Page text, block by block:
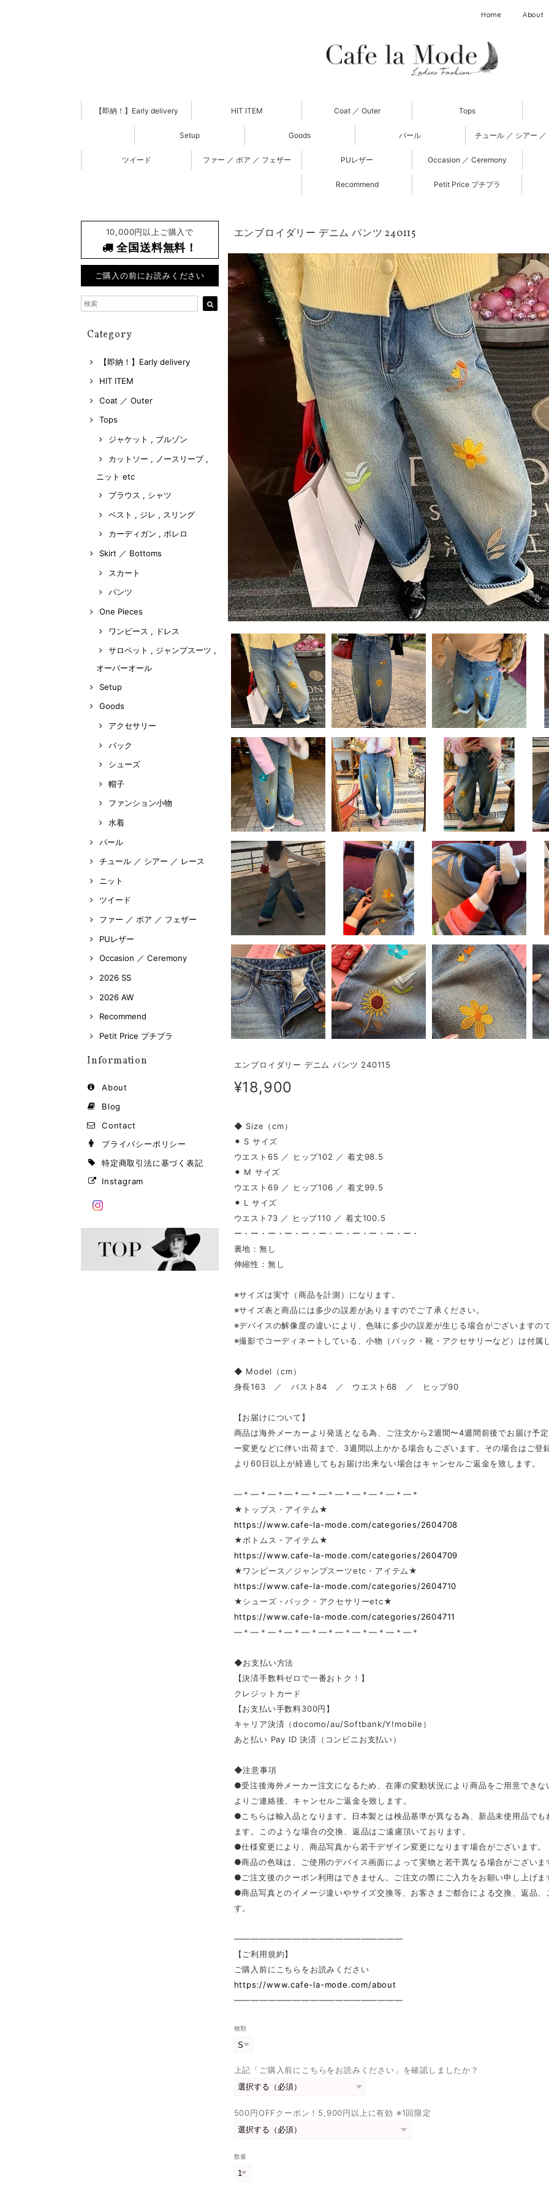
Home About
【即納！】Early delivery HIT ITEM Coat ／ Outer Tops
Setup Goods パール チュール ／ シアー ／
ツイード ファー ／ ボア ／ フェザー PUレザー Occasion ／ Ceremony
Recommend Petit Price プチプラ
10,000円以上ご購入で
全国送料無料！
ご購入の前にお読みください
Category
【即納！】Early delivery
HIT ITEM
Coat ／ Outer
Tops
ジャケット , ブルゾン
カットソー , ノースリーブ ,
ニット etc
ブラウス , シャツ
ベスト , ジレ , スリング
カーディガン , ボレロ
Skirt ／ Bottoms
スカート
パンツ
One Pieces
ワンピース , ドレス
サロペット , ジャンプスーツ ,
オーバーオール
Setup
Goods
アクセサリー
バック
シューズ
帽子
ファンション小物
水着
パール
チュール ／ シアー ／ レース
ニット
ツイード
ファー ／ ボア ／ フェザー
PUレザー
Occasion ／ Ceremony
2026 SS
2026 AW
Recommend
Petit Price プチプラ
Information
About
Blog
Contact
プライバシーポリシー
特定商取引法に基づく表記
Instagram
エンブロイダリー デニム パンツ 240115
エンブロイダリー デニム パンツ 240115
¥18,900
◆ Size（cm）
⚫︎ S サイズ
ウエスト65 ／ ヒップ102 ／ 着丈98.5
⚫︎ M サイズ
ウエスト69 ／ ヒップ106 ／ 着丈99.5
⚫︎ L サイズ
ウエスト73 ／ ヒップ110 ／ 着丈100.5
ー・ー・ー・ー・ー・ー・ー・ー・ー・ー・ー・
裏地：無し
伸縮性：無し
※サイズは実寸（商品を計測）になります。
※サイズ表と商品には多少の誤差がありますのでご了承ください。
※デバイスの解像度の違いにより、色味に多少の誤差が生じる場合がございますの
※撮影でコーディネートしている、小物（バック・靴・アクセサリーなど）は付属
◆ Model（cm）
身長163 ／ バスト84 ／ ウエスト68 ／ ヒップ90
【お届けについて】
商品は海外メーカーより発送となる為、ご注文から2週間〜4週間前後でお届け予
ー変更などに伴い出荷まで、3週間以上かかる場合もございます。その場合はご登
より60日以上が経過してもお届け出来ない場合はキャンセルご返金を致します。
—＊—＊—＊—＊—＊—＊—＊—＊—＊—＊—＊
★トップス・アイテム★
https://www.cafe-la-mode.com/categories/2604708
★ボトムス・アイテム★
https://www.cafe-la-mode.com/categories/2604709
★ワンピース／ジャンプスーツetc・アイテム★
https://www.cafe-la-mode.com/categories/2604710
★シューズ・バック・アクセサリーetc★
https://www.cafe-la-mode.com/categories/2604711
—＊—＊—＊—＊—＊—＊—＊—＊—＊—＊—＊
◆お支払い方法
【決済手数料ゼロで一番おトク！】
クレジットカード
【お支払い手数料300円】
キャリア決済（docomo/au/Softbank/Y!mobile）
あと払い Pay ID 決済（コンビニお支払い）
◆注意事項
●受注後海外メーカー注文になるため、在庫の変動状況により商品をご用意でき
よりご連絡後、キャンセルご返金を致します。
●こちらは輸入品となります。日本製とは検品基準が異なる為、新品未使用品で
ます。このような場合の交換、返品はご遠慮頂いております。
●仕様変更により、商品写真から若干デザイン変更になります場合がございます。
●商品の色味は、ご使用のデバイス画面によって実物と若干異なる場合がございま
●ご注文後のクーポン利用はできません。ご注文の際にご入力をお願い申し上げま
●商品写真とのイメージ違いやサイズ交換等、お客さまご都合による交換、返品
す。
————————————————————
【ご利用規約】
ご購入前にこちらをお読みください
https://www.cafe-la-mode.com/about
————————————————————
種類
上記「ご購入前にこちらをお読みください」を確認しましたか？
500円OFFクーポン！5,900円以上に有効 ※1回限定
数量